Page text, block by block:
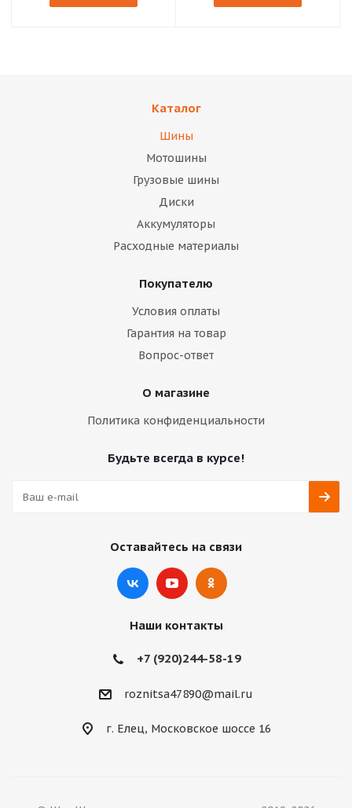
Каталог
Шины
Мотошины
Грузовые шины
Диски
Аккумуляторы
Расходные материалы
Покупателю
Условия оплаты
Гарантия на товар
Вопрос-ответ
О магазине
Политика конфиденциальности
Будьте всегда в курсе!
Оставайтесь на связи
Наши контакты
+7 (920)244-58-19
roznitsa47890@mail.ru
г. Елец, Московское шоссе 16